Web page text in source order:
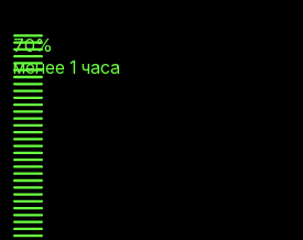
70%
менее 1 часа